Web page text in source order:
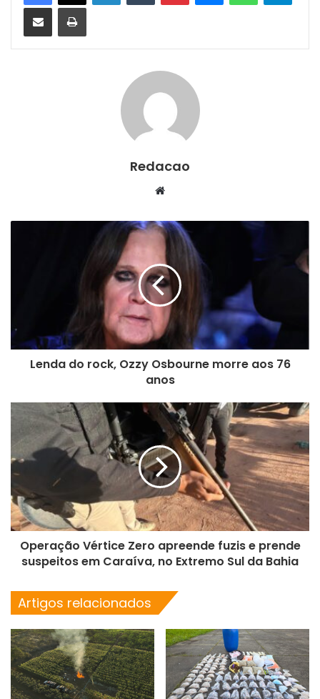
Redacao
te
Lenda do rock, Ozzy Osbourne morre aos 76
anos
Operação Vértice Zero apreende fuzis e prende
suspeitos em Caraíva, no Extremo Sul da Bahia
Artigos relacionados